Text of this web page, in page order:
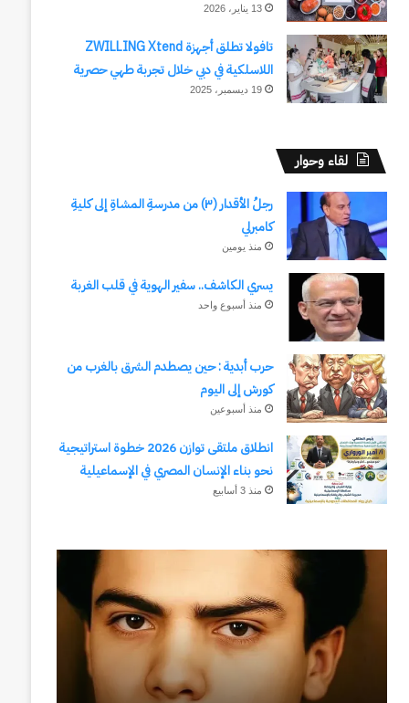
13 يناير، 2026
تافولا تطلق أجهزة ZWILLING Xtend
اللاسلكية في دبي خلال تجربة طهي حصرية
19 ديسمبر، 2025
لقاء وحوار
رجلُ الأقدار (٣) من مدرسةِ المشاةِ إلى كليةِ
كامبرلي
منذ يومين
يسري الكاشف.. سفير الهوية في قلب الغربة
منذ أسبوع واحد
حرب أبدية : حين يصطدم الشرق بالغرب من
كورش إلى اليوم
منذ أسبوعين
انطلاق ملتقى توازن 2026 خطوة استراتيجية
نحو بناء الإنسان المصري في الإسماعيلية
منذ 3 أسابيع
مدرسةِ